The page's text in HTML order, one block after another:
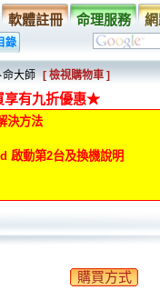
軟體註冊 命理服務
錄
大師 [ 檢視購物車 ]
享有九折優惠★
決方法
啟動第2台及換機說明
購買方式